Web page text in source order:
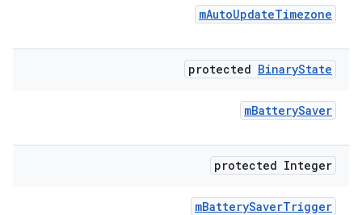
mAutoUpdateTimezone
protected BinaryState
mBatterySaver
protected Integer
mBatterySaverTrigger